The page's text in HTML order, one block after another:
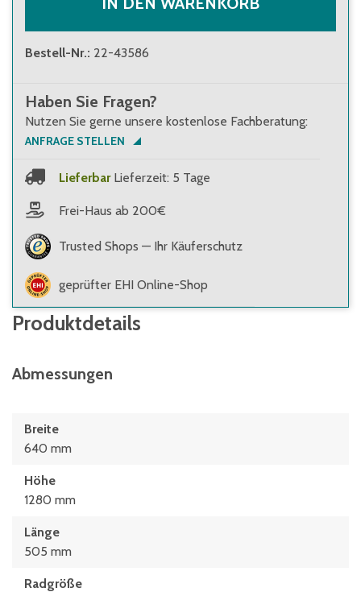
Bestell-Nr.: 22-43586
Haben Sie Fragen?
Nutzen Sie gerne unsere kostenlose Fachberatung:
ANFRAGE STELLEN
Lieferbar Lieferzeit: 5 Tage
Frei-Haus ab 200€
Trusted Shops — Ihr Käuferschutz
geprüfter EHI Online-Shop
Produktdetails
Abmessungen
Breite
640 mm
Höhe
1280 mm
Länge
505 mm
Radgröße